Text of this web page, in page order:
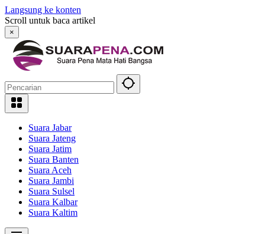
Langsung ke konten
Scroll untuk baca artikel
×
Suara Jabar
Suara Jateng
Suara Jatim
Suara Banten
Suara Aceh
Suara Jambi
Suara Sulsel
Suara Kalbar
Suara Kaltim